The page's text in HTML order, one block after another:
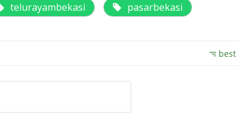
telurayambekasi pasarbekasi